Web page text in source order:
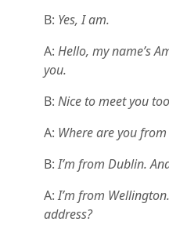
B: Yes, I am.
A: Hello, my name’s
you.
B: Nice to meet you
A: Where are you
B:I’m from Dublin.
A:I’m from
address?